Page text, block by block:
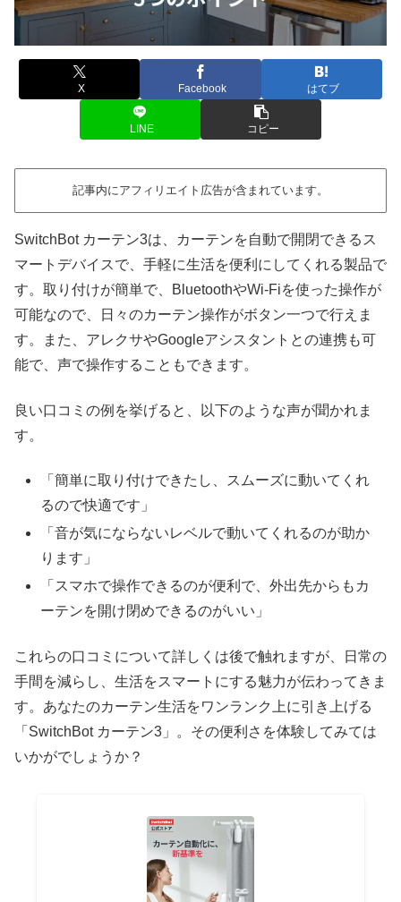
X Facebook はてブ
LINE コピー
記事内にアフィリエイト広告が含まれています。
SwitchBot カーテン3は、カーテンを自動で開閉できるス
マートデバイスで、手軽に生活を便利にしてくれる製品で
す。取り付けが簡単で、BluetoothやWi-Fiを使った操作が
可能なので、日々のカーテン操作がボタン一つで行えま
す。また、アレクサやGoogleアシスタントとの連携も可
能で、声で操作することもできます。
良い口コミの例を挙げると、以下のような声が聞かれま
す。
「簡単に取り付けできたし、スムーズに動いてくれ
るので快適です」
「音が気にならないレベルで動いてくれるのが助か
ります」
「スマホで操作できるのが便利で、外出先からもカ
ーテンを開け閉めできるのがいい」
これらの口コミについて詳しくは後で触れますが、日常の
手間を減らし、生活をスマートにする魅力が伝わってきま
す。あなたのカーテン生活をワンランク上に引き上げる
「SwitchBot カーテン3」。その便利さを体験してみては
いかがでしょうか？